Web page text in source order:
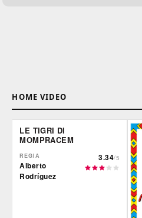
HOME VIDEO
LE TIGRI DI
MOMPRACEM
REGIA
Alberto
Rodríguez
3.34/5